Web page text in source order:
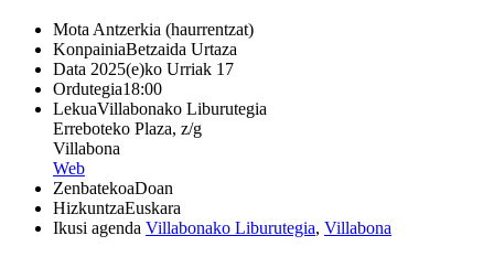
Mota Antzerkia (haurrentzat)
KonpainiaBetzaida Urtaza
Data 2025(e)ko Urriak 17
Ordutegia18:00
LekuaVillabonako Liburutegia
Erreboteko Plaza, z/g
Villabona
Web
ZenbatekoaDoan
HizkuntzaEuskara
Ikusi agenda Villabonako Liburutegia, Villabona